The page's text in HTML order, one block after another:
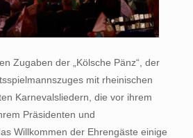
Zugaben der „Kölsche Pänz“, der
mit rheinischen
Karnevalsliedern, die vor ihrem
Präsidenten und
Willkommen der Ehrengäste einige